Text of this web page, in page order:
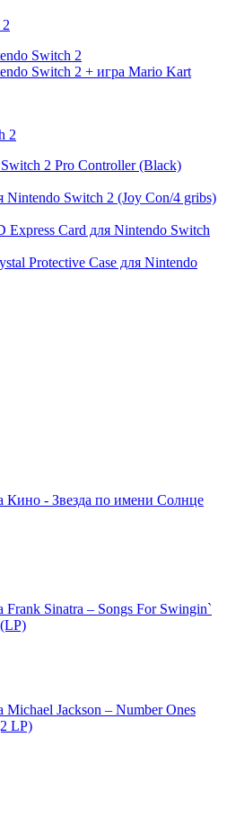
Switch 2
Switch 2 + игра Mario Kart
2
2 Pro Controller (Black)
Nintendo Switch 2 (Joy Con/4 gribs)
Express Card для Nintendo Switch
Protective Case для Nintendo
Кино - Звезда по имени Солнце
Sinatra – Songs For Swingin`
Jackson – Number Ones
LP)